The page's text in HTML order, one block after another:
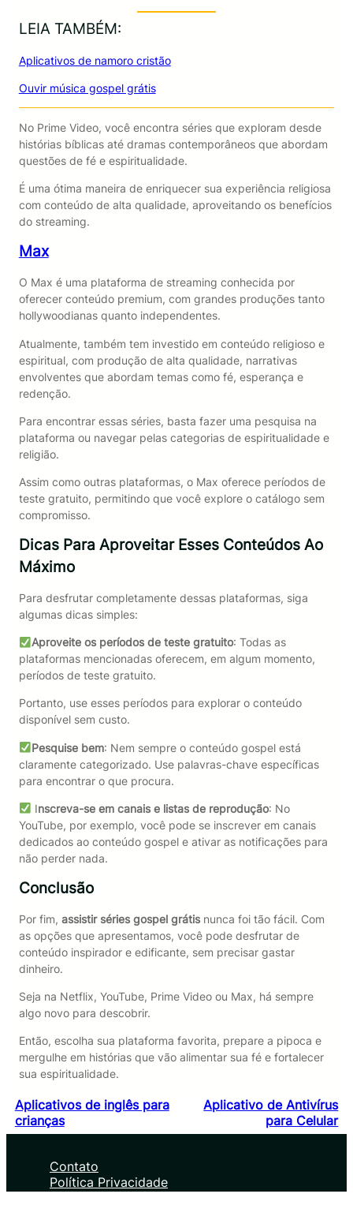
LEIA TAMBÉM:
Aplicativos de namoro cristão
Ouvir música gospel grátis
No Prime Video, você encontra séries que exploram desde
histórias bíblicas até dramas contemporâneos que abordam
questões de fé e espiritualidade.
É uma ótima maneira de enriquecer sua experiência religiosa
com conteúdo de alta qualidade, aproveitando os benefícios
do streaming.
Max
O Max é uma plataforma de streaming conhecida por
oferecer conteúdo premium, com grandes produções tanto
hollywoodianas quanto independentes.
Atualmente, também tem investido em conteúdo religioso e
espiritual, com produção de alta qualidade, narrativas
envolventes que abordam temas como fé, esperança e
redenção.
Para encontrar essas séries, basta fazer uma pesquisa na
plataforma ou navegar pelas categorias de espiritualidade e
religião.
Assim como outras plataformas, o Max oferece períodos de
teste gratuito, permitindo que você explore o catálogo sem
compromisso.
Dicas Para Aproveitar Esses Conteúdos Ao
Máximo
Para desfrutar completamente dessas plataformas, siga
algumas dicas simples:
Aproveite os períodos de teste gratuito: Todas as
plataformas mencionadas oferecem, em algum momento,
períodos de teste gratuito.
Portanto, use esses períodos para explorar o conteúdo
disponível sem custo.
Pesquise bem: Nem sempre o conteúdo gospel está
claramente categorizado. Use palavras-chave específicas
para encontrar o que procura.
Inscreva-se em canais e listas de reprodução: No
YouTube, por exemplo, você pode se inscrever em canais
dedicados ao conteúdo gospel e ativar as notificações para
não perder nada.
Conclusão
Por fim, assistir séries gospel grátisnunca foi tão fácil. Com
as opções que apresentamos, você pode desfrutar de
conteúdo inspirador e edificante, sem precisar gastar
dinheiro.
Seja na Netflix, YouTube, Prime Video ou Max, há sempre
algo novo para descobrir.
Então, escolha sua plataforma favorita, prepare a pipoca e
mergulhe em histórias que vão alimentar sua fé e fortalecer
sua espiritualidade.
Aplicativos de inglês para
crianças
Aplicativo de Antivírus
para Celular
Contato
Política Privacidade